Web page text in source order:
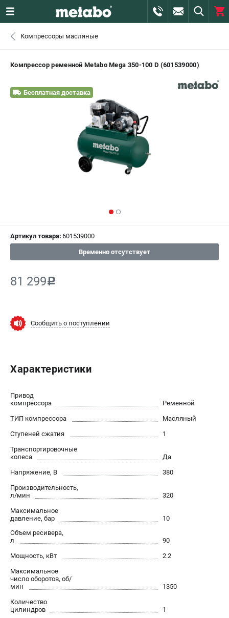
СЕРВИС
)
ВХОД ИЛИ РЕГИСТРАЦИЯ
ЗАКАЗАТЬ ЗАПЧАСТЬ
+7 (911) 360-06-14 | +7 (8112) 59-10-67
+7 (812) 407-39-48 - ЗАКАЗ ИЗДЕЛИЙ
САНКТ-ПЕТЕРБУРГ
0 ₽
Сервисный центр
ИНФОРМАЦИЯ
Контакты
Правила обмена и возврата
Способы оплаты
О компании
О бренде
Политика обработки персональных данных
Новости
Программа бонусов
Пользовательское соглашение
Угловые шлифмашины (УШМ)
Дрели
Компрессоры масляные
Компрессор ременной Metabo Mega 350-100 D (601539000)
Бесплатная доставка
Артикул товара: 601539000
Временно отсутствует
81 299c
Сообщить о поступлении
Характеристики
Привод
компрессора
Ременной
ТИП компрессора
Масляный
Ступеней сжатия
1
Транспортировочные
колеса
Да
Напряжение, В
380
Производительность,
л/мин
320
Максимальное
давление, бар
10
Объем ресивера,
л
90
Мощность, кВт
2.2
Максимальное
число оборотов, об/
мин
1350
Количество
цилиндров
1